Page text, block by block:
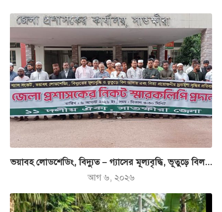
ভয়াবহ লোডশেডিং, বিদ্যুত – গ্যাসের মূল্যবৃদ্ধি, ভূতুড়ে বিল...
আগ ৬, ২০২৬